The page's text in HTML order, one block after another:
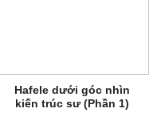
Hafele dưới góc nhìn
kiến trúc sư (Phần 1)